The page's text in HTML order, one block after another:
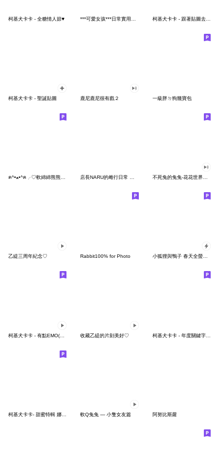
柯基犬卡卡 - 全糖情人節♥ ***可愛女孩***日常實用貼圖** 柯基犬卡卡 - 跟著貼圖去旅行特輯 ♪
柯基犬卡卡 - 聖誕貼圖 鹿尼鹿尼很有戲２ 一級胖ㄉ狗幾寶包
不死兔的兔兔-花花世界貼圖
乙緹三周年紀念♡ Rabbit100% for Photo 小狐狸與鴨子 春天全螢幕貼圖
收藏乙緹的片刻美好♡ 柯基犬卡卡 - 年度關鍵字貼圖特輯♪
軟Q兔兔 — 小隻女友篇 阿努比斯蘿